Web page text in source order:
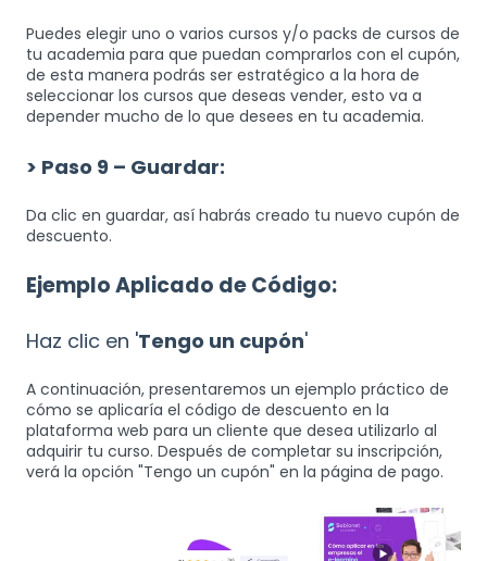
Puedes elegir uno o varios cursos y/o packs de cursos de
tu academia para que puedan comprarlos con el cupón,
de esta manera podrás ser estratégico a la hora de
seleccionar los cursos que deseas vender, esto va a
depender mucho de lo que desees en tu academia.
> Paso 9 – Guardar:
Da clic en guardar, así habrás creado tu nuevo cupón de
descuento.
Ejemplo Aplicado de Código:
Haz clic en 'Tengo un cupón'
A continuación, presentaremos un ejemplo práctico de
cómo se aplicaría el código de descuento en la
plataforma web para un cliente que desea utilizarlo al
adquirir tu curso. Después de completar su inscripción,
verá la opción "Tengo un cupón" en la página de pago.